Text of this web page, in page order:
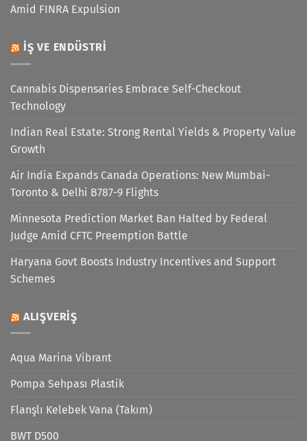
Amid FINRA Expulsion
İŞ VE ENDÜSTRI
Cannabis Dispensaries Embrace Self-Checkout
Technology
Indian Real Estate: Strong Rental Yields & Property Value
Growth
Air India Expands Canada Operations: New Mumbai-
Toronto & Delhi B787-9 Flights
Minnesota Prediction Market Ban Halted by Federal
Judge Amid CFTC Preemption Battle
Haryana Govt Boosts Industry Incentives and Support
Schemes
ALIŞVERIŞ
Aqua Marina Vibrant
Pompa Sehpası Plastik
Flanşlı Kelebek Vana (Takım)
BWT D500